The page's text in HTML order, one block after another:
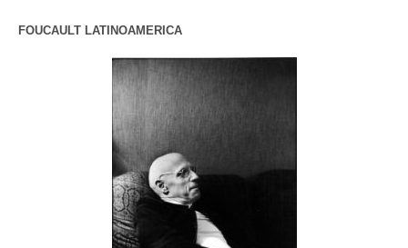
FOUCAULT LATINOAMERICA